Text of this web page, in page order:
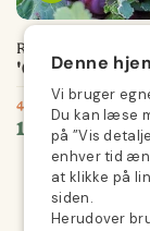
Rødkålsfrø
40 økologiske frø
Normal
19,95 kr.
Denne
Vi bruger
Du kan læse
på ”Vis
enhver tid
at klikke på
siden.
Herudover